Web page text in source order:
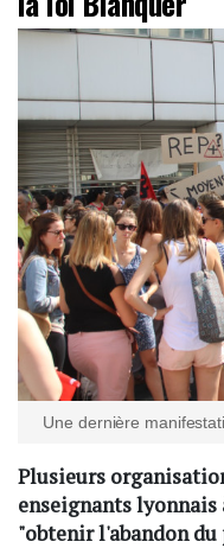
Une dernière
Plusieurs
enseignants
"obtenir l'abandon